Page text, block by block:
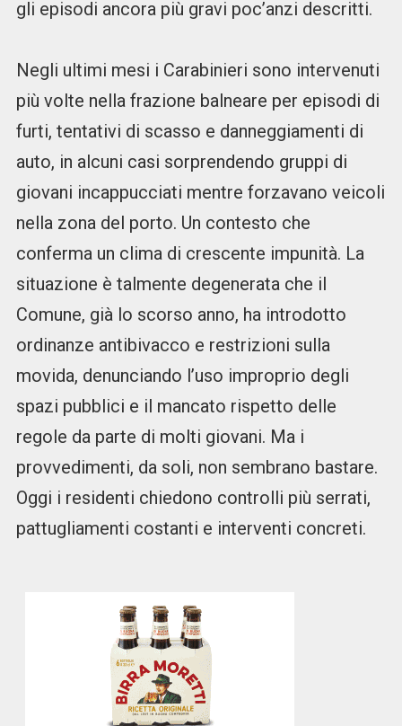
gli episodi ancora più gravi poc’anzi descritti.
Negli ultimi mesi i Carabinieri sono intervenuti
più volte nella frazione balneare per episodi di
furti, tentativi di scasso e danneggiamenti di
auto, in alcuni casi sorprendendo gruppi di
giovani incappucciati mentre forzavano veicoli
nella zona del porto. Un contesto che
conferma un clima di crescente impunità. La
situazione è talmente degenerata che il
Comune, già lo scorso anno, ha introdotto
ordinanze antibivacco e restrizioni sulla
movida, denunciando l’uso improprio degli
spazi pubblici e il mancato rispetto delle
regole da parte di molti giovani. Ma i
provvedimenti, da soli, non sembrano bastare.
Oggi i residenti chiedono controlli più serrati,
pattugliamenti costanti e interventi concreti.